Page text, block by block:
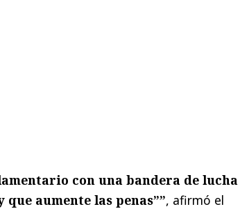
con una bandera de lucha
aumente las penas””, afirmó el